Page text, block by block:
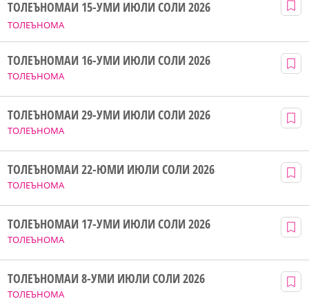
ТОЛЕЪНОМА
ТОЛЕЪНОМАИ 15-УМИ ИЮЛИ СОЛИ 2026
ТОЛЕЪНОМА
ТОЛЕЪНОМАИ 16-УМИ ИЮЛИ СОЛИ 2026
ТОЛЕЪНОМА
ТОЛЕЪНОМАИ 29-УМИ ИЮЛИ СОЛИ 2026
ТОЛЕЪНОМА
ТОЛЕЪНОМАИ 22-ЮМИ ИЮЛИ СОЛИ 2026
ТОЛЕЪНОМА
ТОЛЕЪНОМАИ 17-УМИ ИЮЛИ СОЛИ 2026
ТОЛЕЪНОМА
ТОЛЕЪНОМАИ 8-УМИ ИЮЛИ СОЛИ 2026